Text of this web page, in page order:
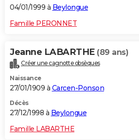
04/01/1999 à Beylongue
Famille PERONNET
Jeanne LABARTHE (89 ans)
Créer une cagnotte obsèques
Naissance
27/01/1909 à Carcen-Ponson
Décès
27/12/1998 à Beylongue
Famille LABARTHE